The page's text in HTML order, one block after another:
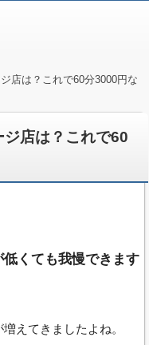
店は？これで60分3000円な
店は？これで60
くても我慢できます
えてきましたよね。